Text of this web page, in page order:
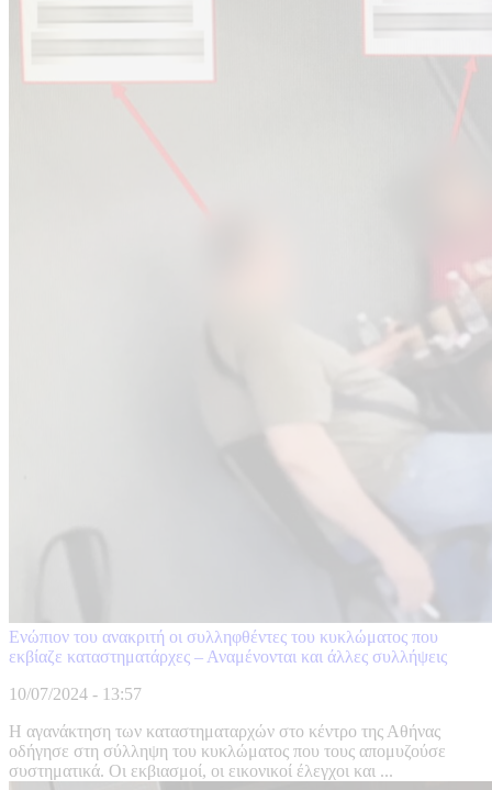
Ενώπιον του ανακριτή οι συλληφθέντες του κυκλώματος που
εκβίαζε καταστηματάρχες – Αναμένονται και άλλες συλλήψεις
10/07/2024 - 13:57
Η αγανάκτηση των καταστηματαρχών στο κέντρο της Αθήνας
οδήγησε στη σύλληψη του κυκλώματος που τους απομυζούσε
συστηματικά. Οι εκβιασμοί, οι εικονικοί έλεγχοι και ...